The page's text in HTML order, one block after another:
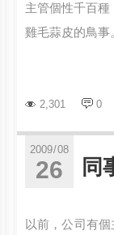
主管個性千百
雞毛蒜皮的鳥事
2,301 0
同
2009/08
26
以前，公司有